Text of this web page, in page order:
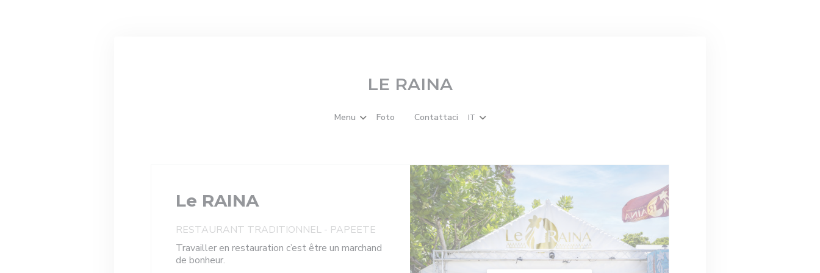
LE RAINA
Menu Foto ((apre una nuova finestra))
Contattaci IT
Le RAINA
RESTAURANT TRADITIONNEL - PAPEETE
Travailler en restauration c’est être un marchand
de bonheur.